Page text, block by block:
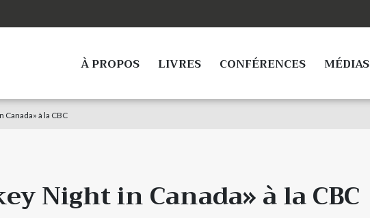
À PROPOS LIVRES CONFÉRENCES MÉDIAS
Canada» à la CBC
Night in Canada» à la CBC